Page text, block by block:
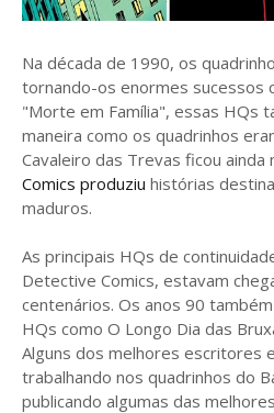
Na década de 1990, os
tornando-os enormes sucessos
"Morte em Família", essas HQs
maneira como os quadrinhos
Cavaleiro das Trevas ficou ainda
Comics produziu histórias
maduros.
As principais HQs de
Detective Comics, estavam
centenários. Os anos 90
HQs como O Longo Dia das
Alguns dos melhores escritores
trabalhando nos quadrinhos do
publicando algumas das